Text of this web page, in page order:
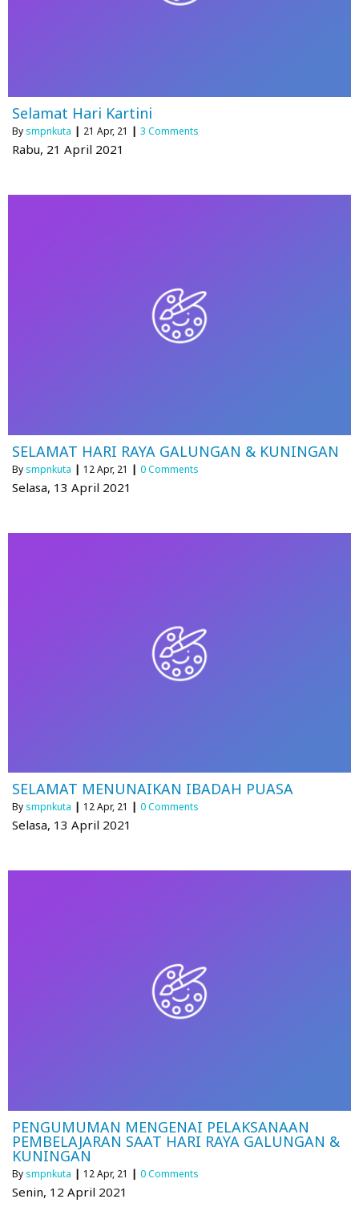
Selamat Hari Kartini
By smpnkuta | 21 Apr, 21 | 3 Comments
Rabu, 21 April 2021
SELAMAT HARI RAYA GALUNGAN & KUNINGAN
By smpnkuta | 12Apr, 21 | 0 Comments
Selasa, 13 April 2021
SELAMAT MENUNAIKAN IBADAH PUASA
By smpnkuta | 12Apr, 21 | 0 Comments
Selasa, 13 April 2021
PENGUMUMAN MENGENAI PELAKSANAAN
PEMBELAJARAN SAAT HARI RAYA GALUNGAN &
KUNINGAN
By smpnkuta | 12Apr, 21 | 0 Comments
Senin, 12 April 2021